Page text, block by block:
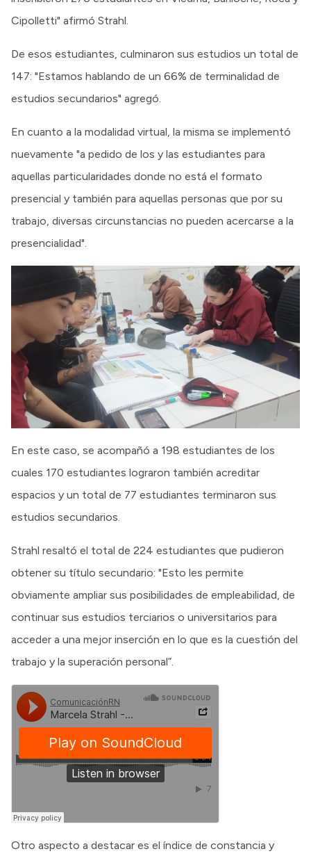
Cipolletti" afirmó Strahl.
De esos estudiantes, culminaron sus estudios un total de
147: "Estamos hablando de un 66% de terminalidad de
estudios secundarios" agregó.
En cuanto a la modalidad virtual, la misma se implementó
nuevamente "a pedido de los y las estudiantes para
aquellas particularidades donde no está el formato
presencial y también para aquellas personas que por su
trabajo, diversas circunstancias no pueden acercarse a la
presencialidad".
En este caso, se acompañó a 198 estudiantes de los
cuales 170 estudiantes lograron también acreditar
espacios y un total de 77 estudiantes terminaron sus
estudios secundarios.
Strahl resaltó el total de 224 estudiantes que pudieron
obtener su título secundario: "Esto les permite
obviamente ampliar sus posibilidades de empleabilidad, de
continuar sus estudios terciarios o universitarios para
acceder a una mejor inserción en lo que es la cuestión del
trabajo y la superación personal”.
Otro aspecto a destacar es el índice de constancia y